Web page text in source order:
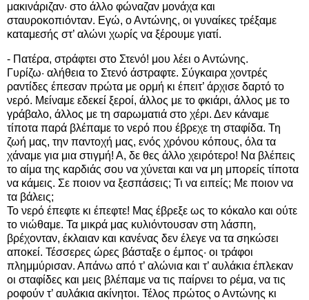
μακινάριζαν· στο άλλο φώναζαν μονάχα και
σταυροκοπιόνταν. Εγώ, ο Αντώνης, οι γυναίκες τρέξαμε
καταμεσής στ’ αλώνι χωρίς να ξέρουμε γιατί.
- Πατέρα, στράφτει στο Στενό! μου λέει ο Αντώνης.
Γυρίζω· αλήθεια το Στενό άστραφτε. Σύγκαιρα χοντρές
ραντίδες έπεσαν πρώτα με ορμή κι έπειτ’ άρχισε δαρτό το
νερό. Μείναμε εδεκεί ξεροί, άλλος με το φκιάρι, άλλος με το
γράβαλο, άλλος με τη σαρωματιά στο χέρι. Δεν κάναμε
τίποτα παρά βλέπαμε το νερό που έβρεχε τη σταφίδα. Τη
ζωή μας, την παντοχή μας, ενός χρόνου κόπους, όλα τα
χάναμε για μια στιγμή! Α, δε θες άλλο χειρότερο! Να βλέπεις
το αίμα της καρδιάς σου να χύνεται και να μη μπορείς τίποτα
να κάμεις. Σε ποιον να ξεσπάσεις; Τι να ειπείς; Με ποιον να
τα βάλεις;
Το νερό έπεφτε κι έπεφτε! Μας έβρεξε ως το κόκαλο και ούτε
το νιώθαμε. Τα μικρά μας κυλιόντουσαν στη λάσπη,
βρέχονταν, έκλαιαν και κανένας δεν έλεγε να τα σηκώσει
αποκεί. Τέσσερες ώρες βάσταξε ο έμπος· οι τράφοι
πλημμύρισαν. Απάνω από τ’ αλώνια και τ’ αυλάκια έπλεκαν
οι σταφίδες και μεις βλέπαμε να τις παίρνει το ρέμα, να τις
ροφούν τ’ αυλάκια ακίνητοι. Τέλος πρώτος ο Αντώνης κι